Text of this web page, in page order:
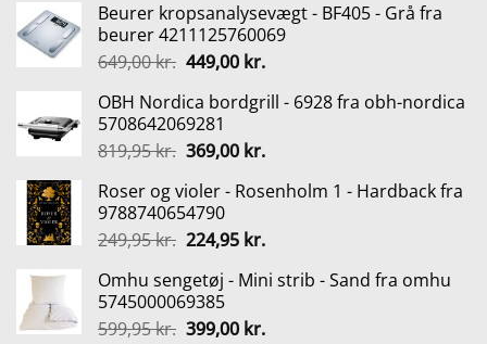
pris
var:
199,00 kr..
pris
er:
139,00 kr..
Beurer kropsanalysevægt - BF405 - Grå fra
beurer 4211125760069
649,00kr. Den
pris
var:
649,00 kr..
449,00 kr.Den
pris
449,00 kr..
OBH Nordica bordgrill - 6928 fra obh-nordica
5708642069281
819,95kr. Den
pris
var:
819,95 kr..
369,00 kr.Den
pris
369,00 kr..
Roser og violer - Rosenholm 1 - Hardback fra
9788740654790
249,95kr. Den
pris
var:
249,95 kr..
224,95 kr.Den
pris
224,95 kr..
Omhu sengetøj - Mini strib - Sand fra omhu
5745000069385
599,95kr. Den
399,00 kr.Den